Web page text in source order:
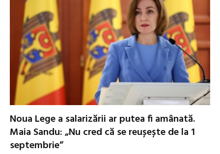
Noua Lege a salarizării ar putea fi amânată.
Maia Sandu: „Nu cred că se reușește de la 1
septembrie”